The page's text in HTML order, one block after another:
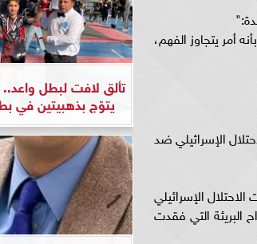
أمر يتجاوز الفهم،
الإسرائيلي ضد
الإسرائيلي
البريئة التي فقدت
تألق لافت لبطل
يتوّج بذهبيتين في